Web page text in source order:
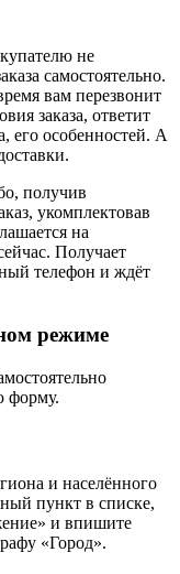
не
самостоятельно.
вам перезвонит
заказа, ответит
его особенностей. А
получив
укомплектовав
на
Получает
телефон и ждёт
режиме
форму.
и населённого
пункт в списке,
и впишите
«Город».